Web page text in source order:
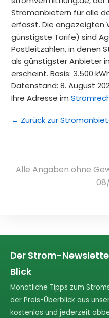
Stromanbietern für alle
erfasst. Die angezeigten
günstigste Tarife) sind
Postleitzahlen, in denen
als günstigster Anbieter
erscheint. Basis: 3.500
Datenstand: 8. August
Ihre Adresse im
← Zurück zur
Alle Angaben ohne
Der Strom-
Blick
Monatliche Tipps zum
der Preis-Überblick aus
kostenlos und jederzeit